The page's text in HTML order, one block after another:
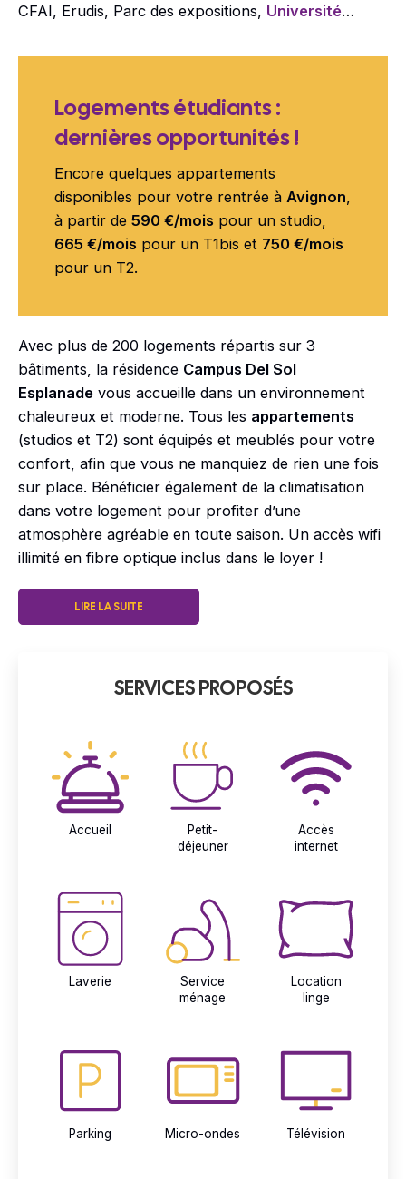
CFAI, Erudis, Parc des expositions, Université…
Logements étudiants :
dernières opportunités !
Encore quelques appartements
disponibles pour votre rentrée à Avignon
à partir de 590 €/mois pour un studio,
665 €/mois pour un T1bis et 750 €/mois
pour un T2.
Avec plus de 200 logements répartis sur 3
bâtiments, la résidence Campus Del Sol
Esplanade vous accueille dans un environnement
chaleureux et moderne. Tous les appartements
(studios et T2) sont équipés et meublés pour votre
confort, afin que vous ne manquiez de rien une fois
sur place. Bénéficier également de la climatisation
dans votre logement pour profiter d’une
atmosphère agréable en toute saison. Un accès wifi
illimité en fibre optique inclus dans le loyer !
LIRE LA SUITE
SERVICES PROPOSÉS
Accueil
Petit-
déjeuner
Accès
internet
Laverie
Service
ménage
Location
linge
Parking Micro-ondes Télévision